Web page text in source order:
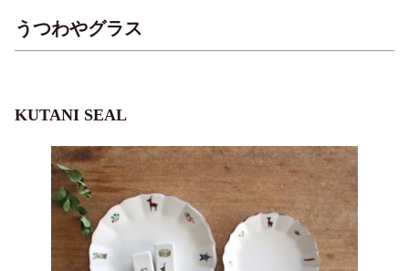
うつわやグラス
KUTANI SEAL